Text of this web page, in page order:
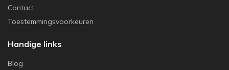
Contact
Toestemmingsvoorkeuren
Handige links
Blog